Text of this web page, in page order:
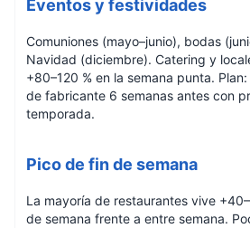
Eventos y festividades
Comuniones (mayo–junio), bodas
Navidad (diciembre). Catering y
+80–120 % en la semana punta.
de fabricante 6 semanas antes con
temporada.
Pico de fin de semana
La mayoría de restaurantes vive
de semana frente a entre semana.